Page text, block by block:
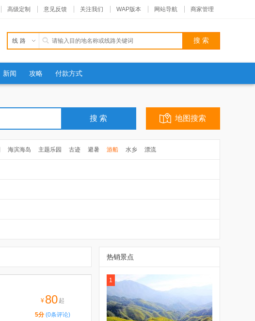
高级定制 意见反馈 关注我们 WAP版本 网站导航 商家管理
线路
新闻 攻略 付款方式
地图搜索
海滨海岛 主题乐园 古迹 避暑 游船 水乡 漂流
¥ 80 起
5分(0条评论)
热销景点
1